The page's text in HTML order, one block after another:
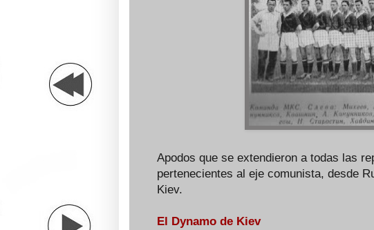
Apodos que se extendieron a todas las
pertenecientes al eje comunista, desde
Kiev.
El Dynamo de Kiev